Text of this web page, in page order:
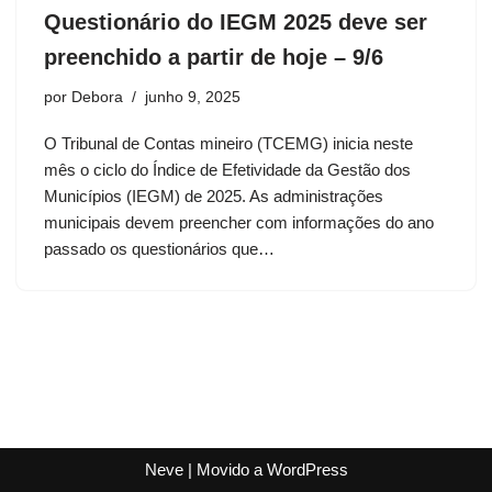
Questionário do IEGM 2025 deve ser
preenchido a partir de hoje – 9/6
por Debora junho 9, 2025
O Tribunal de Contas mineiro (TCEMG) inicia neste
mês o ciclo do Índice de Efetividade da Gestão dos
Municípios (IEGM) de 2025. As administrações
municipais devem preencher com informações do ano
passado os questionários que…
Neve| Movido a WordPress